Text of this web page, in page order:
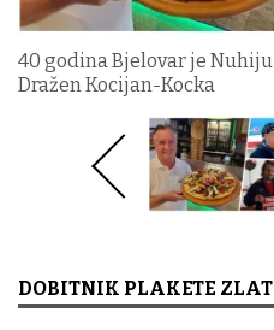
40 godina Bjelovar je
Dražen Kocijan-Kocka
DOBITNIK PLAKETE